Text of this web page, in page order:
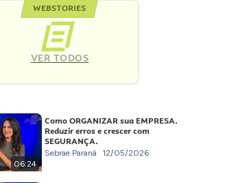
WEBSTORIES
VER TODOS
06:24
Como ORGANIZAR sua EMPRESA.
Reduzir erros e crescer com
SEGURANÇA.
Sebrae Paraná 12/05/2026